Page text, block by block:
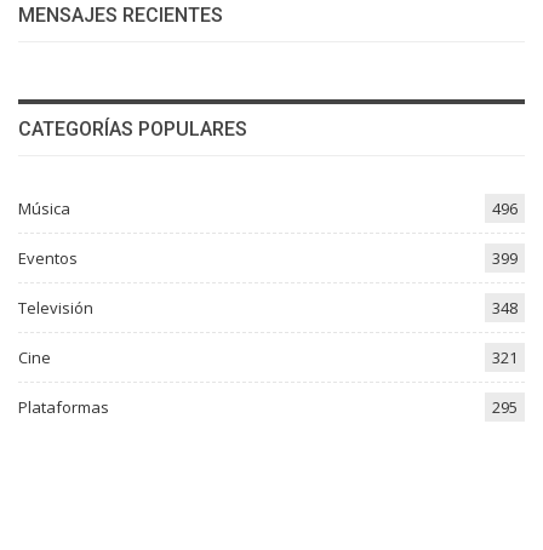
MENSAJES RECIENTES
CATEGORÍAS POPULARES
Música 496
Eventos 399
Televisión 348
Cine 321
Plataformas 295